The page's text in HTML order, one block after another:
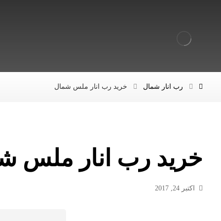
رب انار شمال خرید رب انار ملس شمال
خرید رب انار ملس
اکتبر 24, 2017